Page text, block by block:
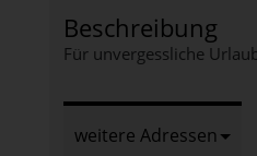
Beschreibung
Für unvergessliche
weitere Adressen